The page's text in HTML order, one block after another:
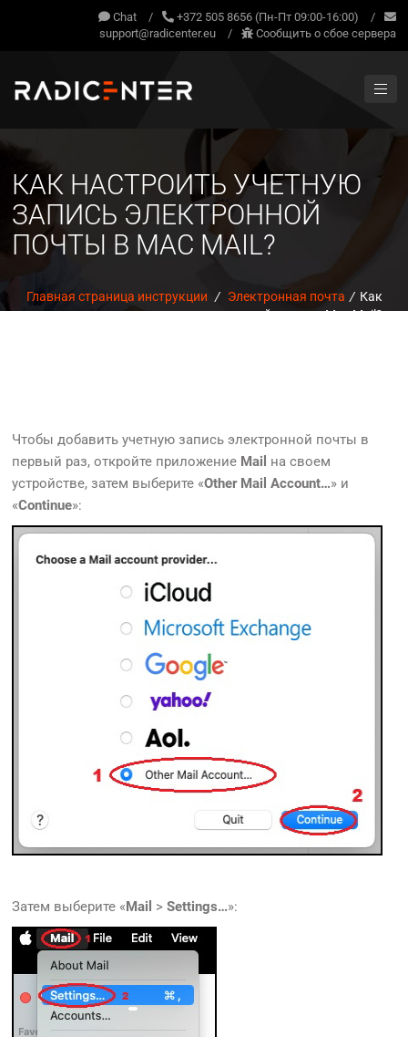
Chat / +372 505 8656 (Пн-Пт 09:00-16:00)
/
support@radicenter.eu
/ Сообщить о сбое сервера
КАК НАСТРОИТЬ УЧЕТНУЮ
ЗАПИСЬ ЭЛЕКТРОННОЙ
ПОЧТЫ В MAC MAIL?
Главная страница инструкции / Электронная почта / Как
настроить учетную запись электронной почты в Mac Mail?
Чтобы добавить учетную запись электронной почты в
первый раз, откройте приложение Mail на своем
устройстве, затем выберите «Other Mail Account…» и
«Continue»:
Затем выберите «Mail >Settings…»: